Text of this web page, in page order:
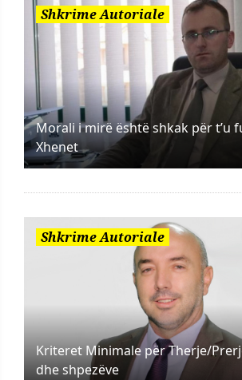
Shkrime Autoriale
Morali i mirë është shkak për t’u
Xhenet
Shkrime Autoriale
Kriteret Minimale për Therje/
dhe shpezëve